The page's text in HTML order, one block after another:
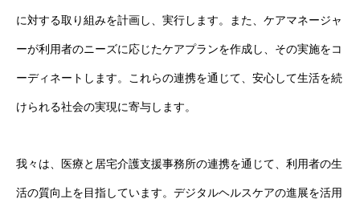
に対する取り組みを計画し、実行します。また、ケアマネージャ
ーが利用者のニーズに応じたケアプランを作成し、その実施をコ
ーディネートします。これらの連携を通じて、安心して生活を続
けられる社会の実現に寄与します。
我々は、医療と居宅介護支援事務所の連携を通じて、利用者の生
活の質向上を目指しています。デジタルヘルスケアの進展を活用